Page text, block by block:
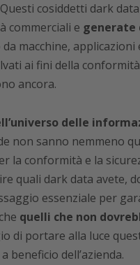
cosiddetti dark
commerciali e generate
macchine, applicazioni
ai fini della
ancora.
delle
non sanno nemmeno
la conformità e la
quali dark data avete,
essenziale per
quelli che non
di portare alla luce
beneficio dell’azienda.